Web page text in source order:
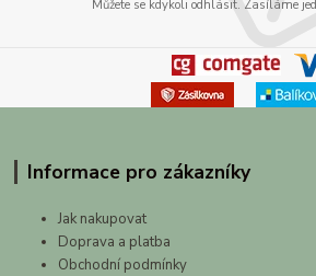
Můžete se kdykoli odhlásit. Zasíláme
Informace pro zákazníky
Jak nakupovat
Doprava a platba
Obchodní podmínky